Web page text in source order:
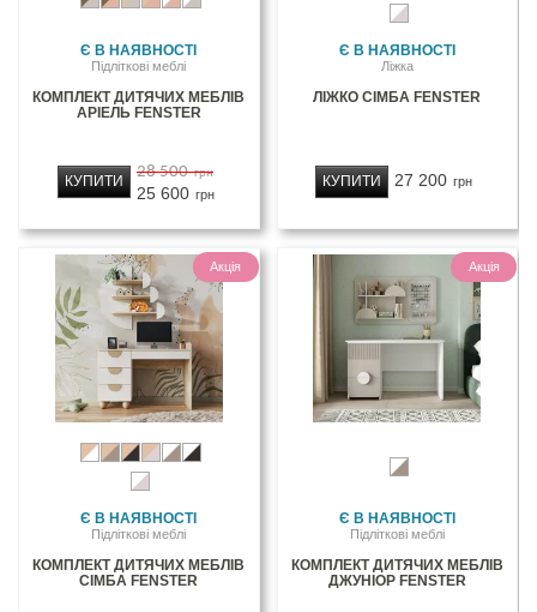
Є В НАЯВНОСТІ
Підліткові меблі
КОМПЛЕКТ ДИТЯЧИХ МЕБЛІВ
АРІЕЛЬ FENSTER
28 500 грн
25 600 грн
КУПИТИ
Є В НАЯВНОСТІ
Ліжка
ЛІЖКО СІМБА FENSTER
27 200 грн
КУПИТИ
Акція
Є В НАЯВНОСТІ
Підліткові меблі
КОМПЛЕКТ ДИТЯЧИХ МЕБЛІВ
СІМБА FENSTER
Акція
Є В НАЯВНОСТІ
Підліткові меблі
КОМПЛЕКТ ДИТЯЧИХ МЕБЛІВ
ДЖУНІОР FENSTER